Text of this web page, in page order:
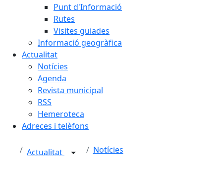
Punt d'Informació
Rutes
Visites guiades
Informació geogràfica
Actualitat
Notícies
Agenda
Revista municipal
RSS
Hemeroteca
Adreces i telèfons
Actualitat Notícies